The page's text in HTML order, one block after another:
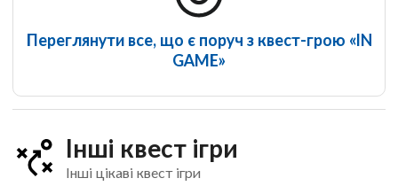
Переглянути все, що є поруч з квест-грою «IN
GAME»
Інші квест ігри
Інші цікаві квест ігри